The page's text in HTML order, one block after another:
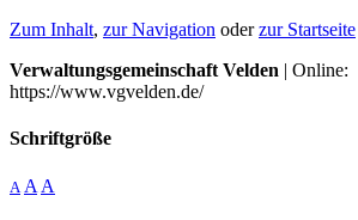
Zum Inhalt, zur Navigation oderzur Startseite
Verwaltungsgemeinschaft Velden | Online:
https://www.vgvelden.de/
Schriftgröße
A A A